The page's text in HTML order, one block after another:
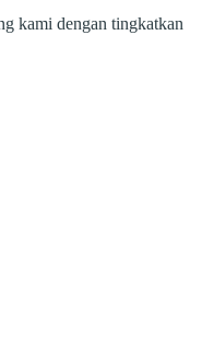
kami dengan tingkatkan